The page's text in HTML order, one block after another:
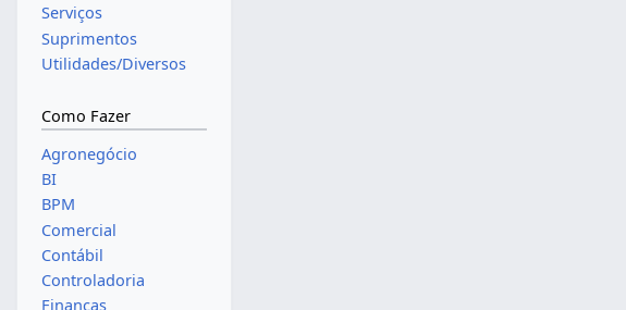
Serviços
Suprimentos
Utilidades/Diversos
Como Fazer
Agronegócio
BI
BPM
Comercial
Contábil
Controladoria
Finanças